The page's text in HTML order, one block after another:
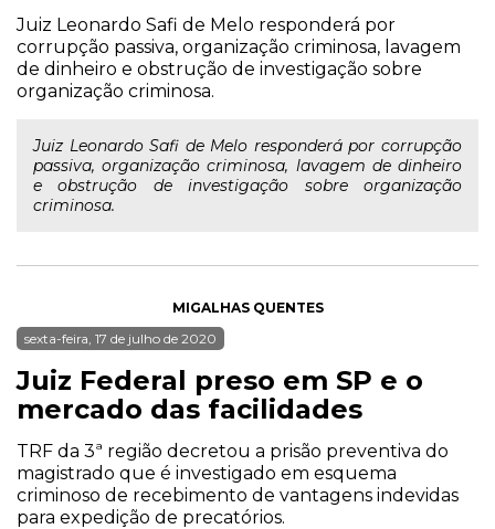
Juiz Leonardo Safi de Melo responderá por
corrupção passiva, organização criminosa, lavagem
de dinheiro e obstrução de investigação sobre
organização criminosa.
Juiz Leonardo Safi de Melo responderá por corrupção
passiva, organização criminosa, lavagem de dinheiro
e obstrução de investigação sobre organização
criminosa.
MIGALHAS QUENTES
sexta-feira, 17 de julho de 2020
Juiz Federal preso em SP e o
mercado das facilidades
TRF da 3ª região decretou a prisão preventiva do
magistrado que é investigado em esquema
criminoso de recebimento de vantagens indevidas
para expedição de precatórios.